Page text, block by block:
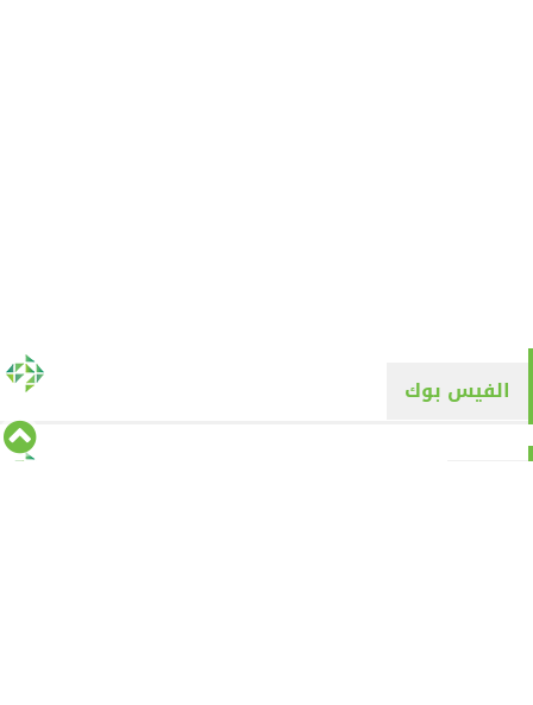
الفيس بوك